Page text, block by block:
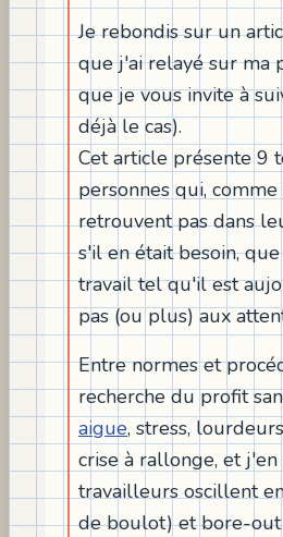
Je rebondis sur un
que j'ai relayé sur ma
que je vous invite à
déjà le cas).
Cet article présente 9
personnes qui, comme
retrouvent pas dans
s'il en était besoin,
travail tel qu'il est
pas (ou plus) aux
Entre normes et
recherche du profit
aigue, stress,
crise à rallonge, et j'en
travailleurs oscillent
de boulot) et bore-